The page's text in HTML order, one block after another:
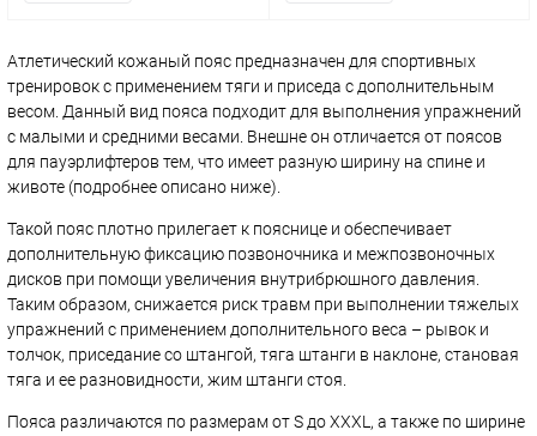
Атлетический кожаный пояс предназначен для спортивных
тренировок с применением тяги и приседа с дополнительным
весом. Данный вид пояса подходит для выполнения упражнений
с малыми и средними весами. Внешне он отличается от поясов
для пауэрлифтеров тем, что имеет разную ширину на спине и
животе (подробнее описано ниже).
Такой пояс плотно прилегает к пояснице и обеспечивает
дополнительную фиксацию позвоночника и межпозвоночных
дисков при помощи увеличения внутрибрюшного давления.
Таким образом, снижается риск травм при выполнении тяжелых
упражнений с применением дополнительного веса – рывок и
толчок, приседание со штангой, тяга штанги в наклоне, становая
тяга и ее разновидности, жим штанги стоя.
Пояса различаются по размерам от S до XXXL, а также по ширине